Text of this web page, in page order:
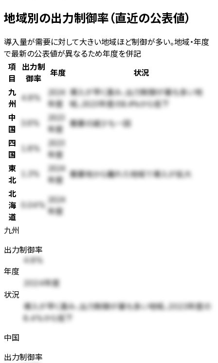
地域別の出力制御率（直近の公表値）
導入量が需要に対して大きい地域ほど制御が多い。地域・年度
で最新の公表値が異なるため年度を併記
項
目
出力制
御率
年度
状況
九
州
4.8%
2024
年度
導入が早く進み、出力制御が最も多い地
域。2023年度の8.4%から低下
中
国
3.6%
2023
年度 需要の減少も一因
四
国
1.8%
2023
年度
東
北
1.3%
2024
年度 需要地から離れた地域で導入が拡大
北
海
道
0.04% 2024
年度
九州
出力制御率
4.8%
年度
2024年度
状況
導入が早く進み、出力制御が最も多い地域。2023年度の
8.4%から低下
中国
出力制御率